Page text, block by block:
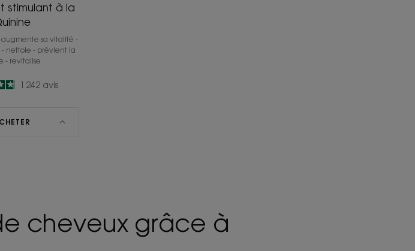
stimulant à la
sa vitalité -
nettoie - prévient la
- revitalise
4.8
/51 242 avis
cheveux grâce à